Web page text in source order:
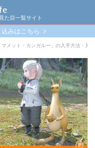
た目一覧サイト
みはこちら
マメット・カンガルー」の入手方法・見